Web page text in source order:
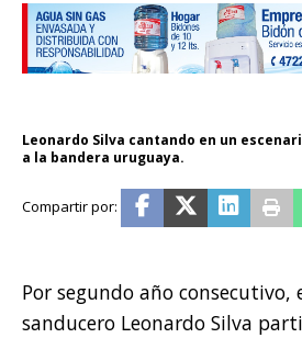
Leonardo Silva cantando en un
a la bandera uruguaya.
Por segundo año consecutivo,
sanducero Leonardo Silva